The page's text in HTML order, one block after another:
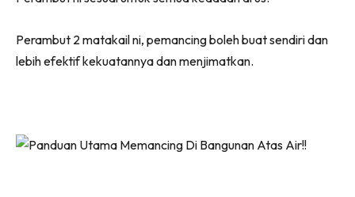
Perambut 2 matakail ni, pemancing boleh buat sendiri dan
lebih efektif kekuatannya dan menjimatkan.